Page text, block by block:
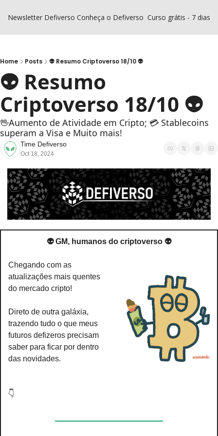
Newsletter Defiverso Conheça o Defiverso Curso grátis - 7 dias
Home Posts 👽 Resumo Criptoverso 18/10 👽
👽 Resumo
Criptoverso 18/10 👽
🖖Aumento de Atividade em Cripto; 💳 Stablecoins
superam a Visa e Muito mais!
Time Defiverso
Oct 18, 2024
👽 GM, humanos do criptoverso 👽
Chegando com as
atualizações mais quentes
do mercado cripto!
Direto de outra galáxia,
trazendo tudo o que meus
futuros defizeros precisam
saber para ficar por dentro
das novidades.
👇